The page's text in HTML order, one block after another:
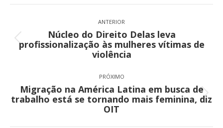
post:
ANTERIOR
Post
anterior:
Núcleo do Direito Delas leva
profissionalização às mulheres vítimas de
violência
PRÓXIMO
Próximo
post:
Migração na América Latina em busca de
trabalho está se tornando mais feminina, diz
OIT